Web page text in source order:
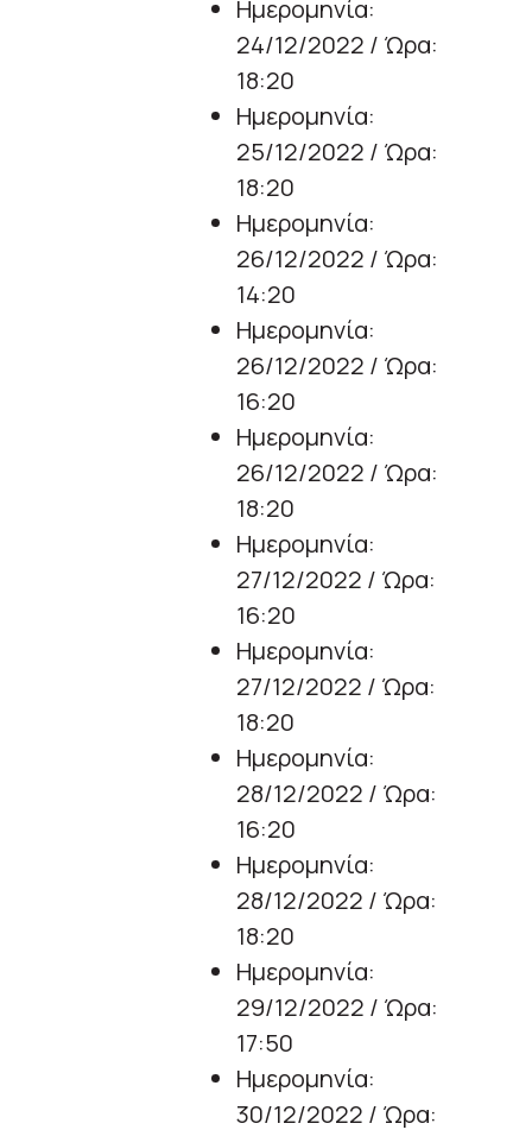
Ημερομηνία:
24/12/2022 / Ώρα:
18:20
Ημερομηνία:
25/12/2022 / Ώρα:
18:20
Ημερομηνία:
26/12/2022 / Ώρα:
14:20
Ημερομηνία:
26/12/2022 / Ώρα:
16:20
Ημερομηνία:
26/12/2022 / Ώρα:
18:20
Ημερομηνία:
27/12/2022 / Ώρα:
16:20
Ημερομηνία:
27/12/2022 / Ώρα:
18:20
Ημερομηνία:
28/12/2022 / Ώρα:
16:20
Ημερομηνία:
28/12/2022 / Ώρα:
18:20
Ημερομηνία:
29/12/2022 / Ώρα:
17:50
Ημερομηνία:
30/12/2022 / Ώρα: